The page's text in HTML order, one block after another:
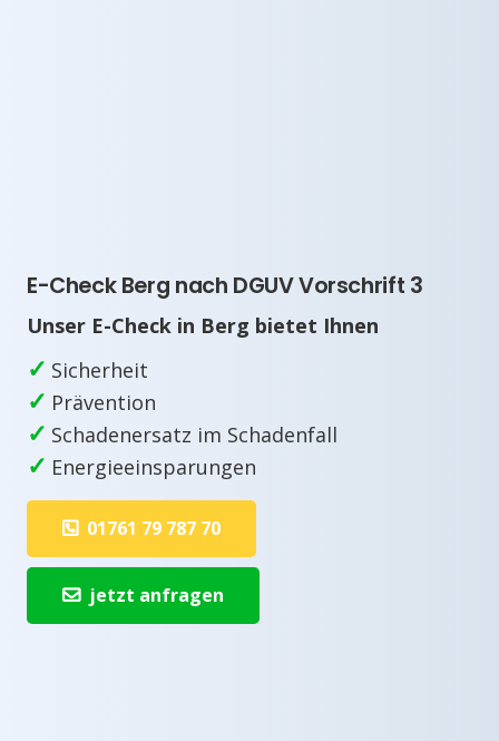
E-Check Berg nach DGUV Vorschrift 3
Unser E-Check in Berg bietet Ihnen
✓ Sicherheit
✓ Prävention
✓ Schadenersatz im Schadenfall
✓ Energieeinsparungen
01761 79 787 70
jetzt anfragen